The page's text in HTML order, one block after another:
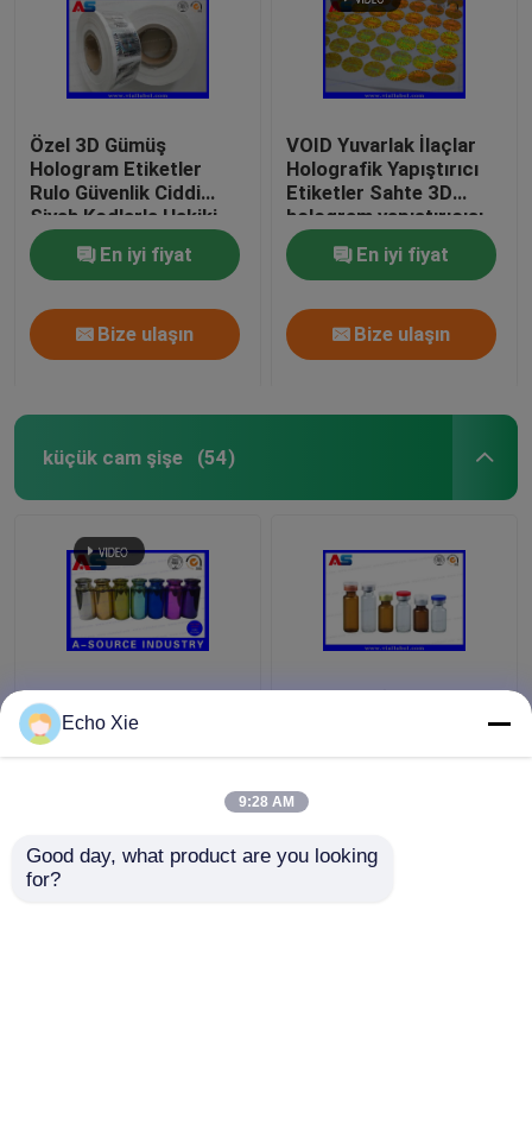
Özel 3D Gümüş
Hologram Etiketler
Rulo Güvenlik Ciddi
Siyah Kodlarla Hakiki
holografik güvenlik
etiketleriEn iyi fiyat
Bize ulaşın
VOID Yuvarlak İlaçlar
Holografik Yapıştırıcı
Etiketler Sahte 3D
hologram yapıştırıcısı
En iyi fiyat
Bize ulaşın
küçük cam şişe (54)
Renkli Küçük Cam
şişeler Şişeler
Kabartma, 10ml Cam
Eczane Yağları ve
Echo Xie
9:28 AM
Good day, what product are you looking
for?